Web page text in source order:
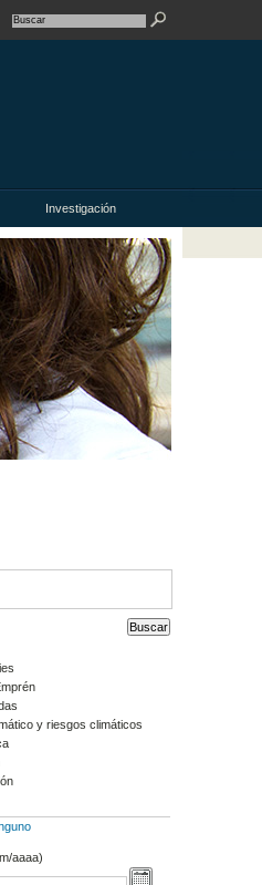
Investigación
y riesgos climáticos
aaaa)